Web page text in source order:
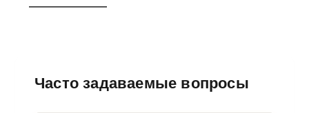
Часто задаваемые вопросы